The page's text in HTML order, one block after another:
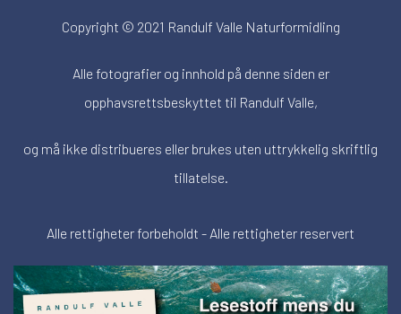
Copyright © 2021 Randulf Valle Naturformidling
Alle fotografier og innhold på denne siden er
opphavsrettsbeskyttet til Randulf Valle,
og må ikke distribueres eller brukes uten uttrykkelig skriftlig
tillatelse.
Alle rettigheter forbeholdt - Alle rettigheter reservert